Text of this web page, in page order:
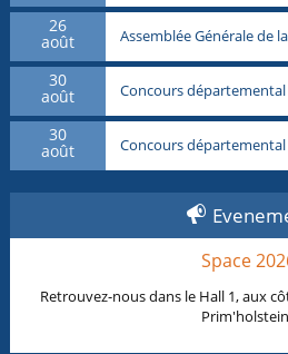
26
août Assemblée Générale de
30
août Concours départemental
30
août Concours
Space
Retrouvez-nous dans le Hall 1, aux